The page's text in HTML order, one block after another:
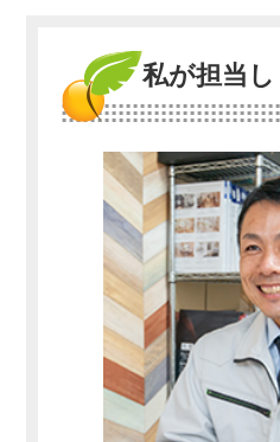
私が担当し